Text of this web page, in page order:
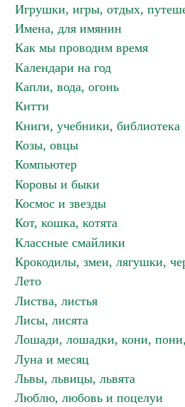
Игрушки, игры, отдых,
Имена, для имянин
Как мы проводим время
Календари на год
Капли, вода, огонь
Китти
Книги, учебники, библиотека
Козы, овцы
Компьютер
Коровы и быки
Космос и звезды
Кот, кошка, котята
Классные смайлики
Крокодилы, змеи, лягушки,
Лето
Листва, листья
Лисы, лисята
Лошади, лошадки, кони,
Луна и месяц
Львы, львицы, львята
Люблю, любовь и поцелуи